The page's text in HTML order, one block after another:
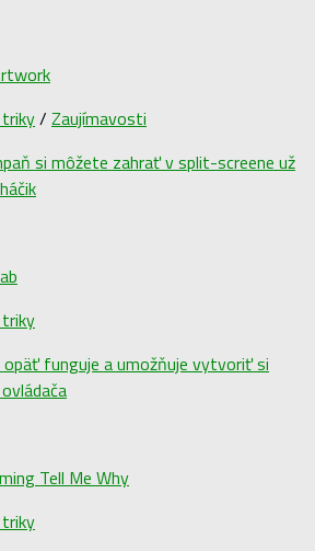
/ Zaujímavosti
si môžete zahrať v split-screene už
opäť funguje a umožňuje vytvoriť si